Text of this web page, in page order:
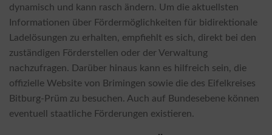
dynamisch und kann rasch ändern. Um die aktuellsten
Informationen über Fördermöglichkeiten für bidirektionale
Ladelösungen zu erhalten, empfiehlt es sich, direkt bei den
zuständigen Förderstellen oder der Verwaltung
nachzufragen. Darüber hinaus kann es hilfreich sein, die
offizielle Website von Brimingen sowie die des Eifelkreises
Bitburg-Prüm zu besuchen. Auch auf Bundesebene können
eventuell staatliche Förderungen existieren.